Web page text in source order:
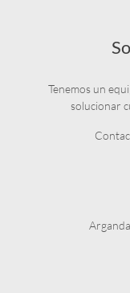
Tenemos un
solucionar